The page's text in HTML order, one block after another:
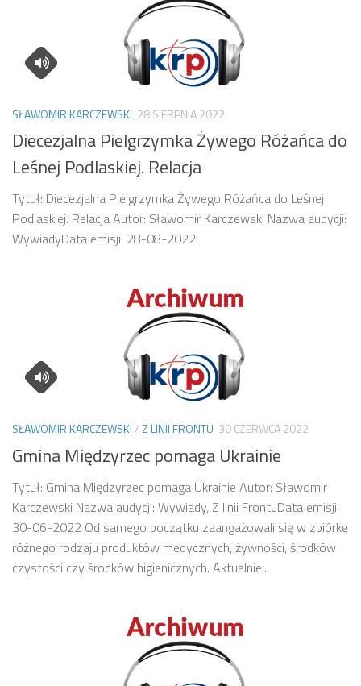
SŁAWOMIR KARCZEWSKI 28 SIERPNIA 2022
Diecezjalna Pielgrzymka Żywego Różańca do
Leśnej Podlaskiej. Relacja
Tytuł: Diecezjalna Pielgrzymka Żywego Różańca do Leśnej
Podlaskiej. Relacja Autor: Sławomir Karczewski Nazwa audycji:
WywiadyData emisji: 28-08-2022
SŁAWOMIR KARCZEWSKI/Z LINII FRONTU 30 CZERWCA 2022
Gmina Międzyrzec pomaga Ukrainie
Tytuł: Gmina Międzyrzec pomaga Ukrainie Autor: Sławomir
Karczewski Nazwa audycji: Wywiady, Z linii FrontuData emisji:
30-06-2022 Od samego początku zaangażowali się w zbiórkę
różnego rodzaju produktów medycznych, żywności, środków
czystości czy środków higienicznych. Aktualnie...